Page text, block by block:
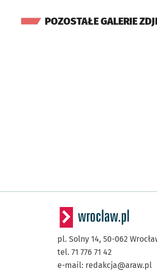
POZOSTAŁE GALERIE
pl. Solny 14, 50-062
tel. 71 776 71 42
e-mail: redakcja@araw.pl